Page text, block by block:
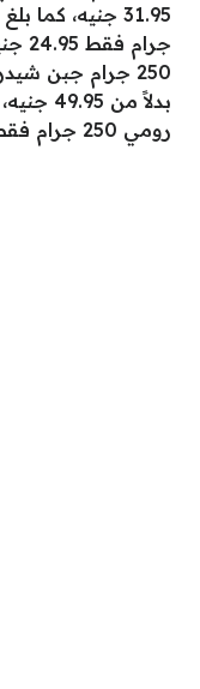
بدلاً
رومي 250 جرام فقط 42.95 جنيه بدلاً من 49.95 جنيه.